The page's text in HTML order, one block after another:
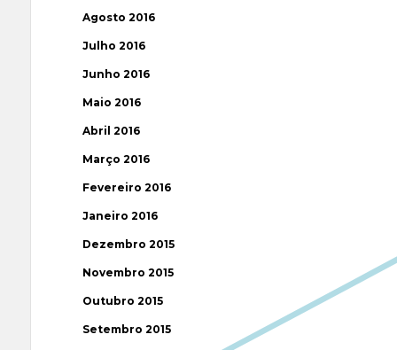
Agosto 2016
Julho 2016
Junho 2016
Maio 2016
Abril 2016
Março 2016
Fevereiro 2016
Janeiro 2016
Dezembro 2015
Novembro 2015
Outubro 2015
Setembro 2015